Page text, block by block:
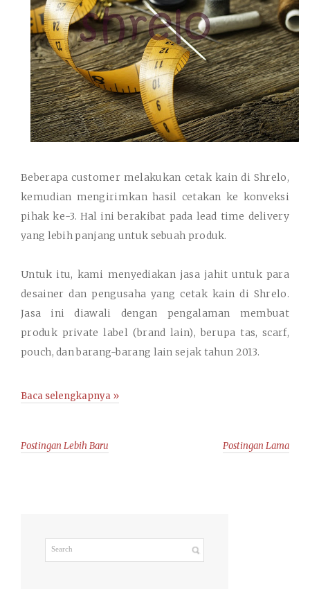
Beberapa customer melakukan cetak kain di Shrelo,
kemudian mengirimkan hasil cetakan ke konveksi
pihak ke-3. Hal ini berakibat pada lead time delivery
yang lebih panjang untuk sebuah produk.
Untuk itu, kami menyediakan jasa jahit untuk para
desainer dan pengusaha yang cetak kain di Shrelo.
Jasa ini diawali dengan pengalaman membuat
produk private label (brand lain), berupa tas, scarf,
pouch, dan barang-barang lain sejak tahun 2013.
Baca selengkapnya »
Postingan Lebih Baru Postingan Lama